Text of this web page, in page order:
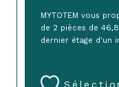
MYTOTEM vous
de 2 pièces de
dernier étage d'un